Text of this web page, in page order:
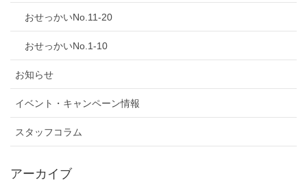
おせっかいNo.11-20
おせっかいNo.1-10
お知らせ
イベント・キャンペーン情報
スタッフコラム
アーカイブ